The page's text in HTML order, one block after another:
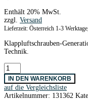
Enthält 20% MwSt.
zzgl. Versand
Lieferzeit: Österreich 1-3
Klappluftschrauben-
Technik.
CAM
Carbon
Z
Klappluftschr.Blätter
11x7
IN DEN WARENKORB
auf die Vergleichsliste
Artikelnummer: 131362